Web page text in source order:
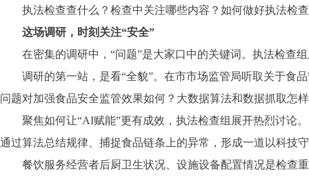
执法检查查什么？检查中关注哪些内容？如何做好执法检
这场调研，时刻关注“安全”
在密集的调研中，“问题”是大家口中的关键词。执法检查组
调研的第一站，是看“全貌”。在市市场监管局听取关于食品
问题对加强食品安全监管效果如何？大数据算法和数据抓取怎
聚焦如何让“AI赋能”更有成效，执法检查组展开热烈讨论。
通过算法总结规律、捕捉食品链条上的异常，形成一道以科技
餐饮服务经营者后厨卫生状况、设施设备配置情况是检查重